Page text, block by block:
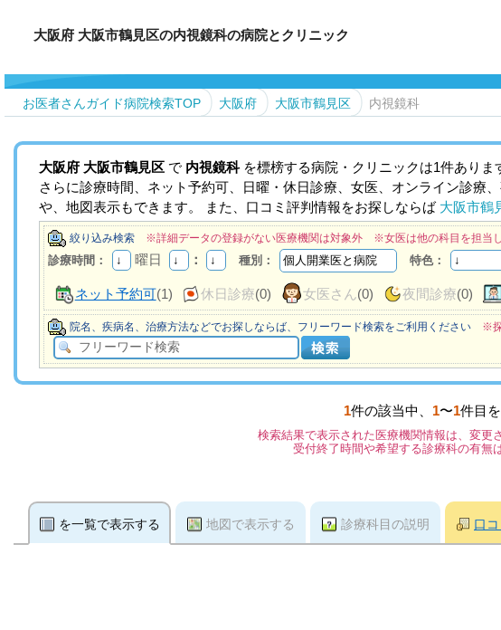
大阪府 大阪市鶴見区の内視鏡科の病院とクリニック
お医者さんガイド病院検索TOP 大阪府 大阪市鶴見区 内視鏡科
大阪府 大阪市鶴見区 で 内視鏡科を標榜する病院・クリニックは1件ありま
さらに診療時間、ネット予約可、日曜・休日診療、女医、オンライン診療
や、地図表示もできます。 また、口コミ評判情報をお探しならば 大阪市鶴
絞り込み検索 ※詳細データの登録がない医療機関は対象外 ※女医は他の科目を担当
診療時間： 曜日 ： 種別： 特色：
ネット予約可(1) 休日診療(0) 女医さん(0) 夜間診療(0)
院名、疾病名、治療方法などでお探しならば、フリーワード検索をご利用ください ※
1件の該当中、 1〜1件目
検索結果で表示された医療機関情報は、変更
受付終了時間や希望する診療科の有無
を一覧で表示する 地図で表示する 診療科目の説明 口